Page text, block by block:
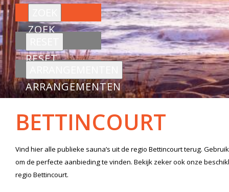
ZOEK
RESET
ARRANGEMENTEN
BETTINCOURT
Vind hier alle publieke sauna’s uit de regio Bettincourtterug.
om de perfecte aanbieding te vinden. Bekijk zeker ook onze
regio Bettincourt.